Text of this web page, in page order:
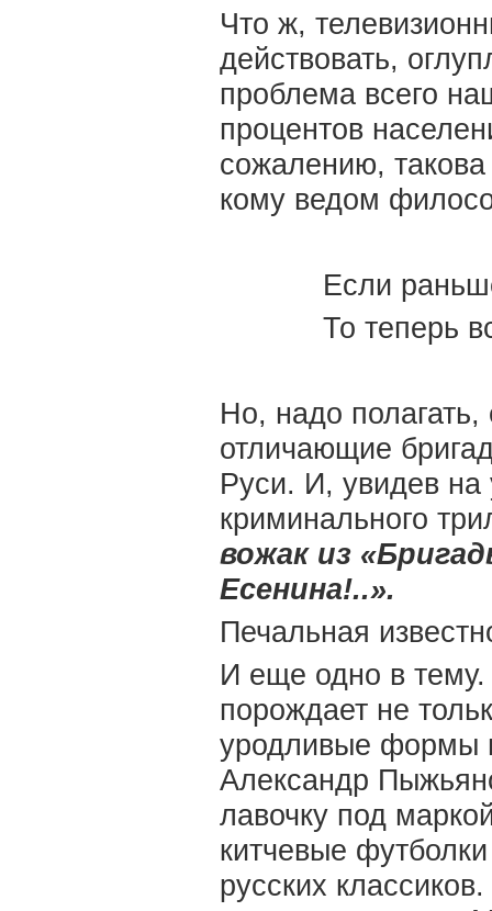
Что ж,
действовать,
проблема всего
процентов
сожалению,
кому ведом
Если
То теперь
Но, надо
отличающие
Руси. И, увидев на
криминального
вожак из
Есенина!..».
Печальная
И еще одно в тему.
порождает не
уродливые формы
Александр
лавочку под
китчевые
русских